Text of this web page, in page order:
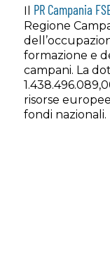
Il PR Campania
Regione
formazione e
campani. La
risorse
fondi nazionali.